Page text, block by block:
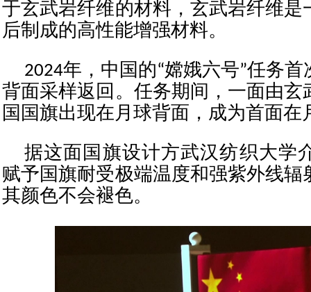
于玄武岩纤维的材料，玄武岩纤维是
后制成的高性能增强材料。
2024年，中国的“嫦娥六号”任务
背面采样返回。任务期间，一面由玄
国国旗出现在月球背面，成为首面在
据这面国旗设计方武汉纺织大学
赋予国旗耐受极端温度和强紫外线辐
其颜色不会褪色。